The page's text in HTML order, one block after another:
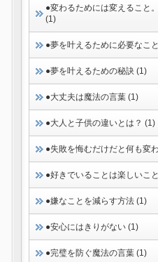
●変わるためには変えること
(1)
●夢を叶えるために必要なこ
●夢を叶えるための秘訣 (1)
●大丈夫は魔法の言葉 (1)
●大人と子供の違いとは？ (1)
●失敗を悔むだけだと何も変
●好きでいることは楽しいこ
●嫌なことを減らす方法 (1)
●安心にはきりがない (1)
●完璧を防ぐ魔法の言葉 (1)